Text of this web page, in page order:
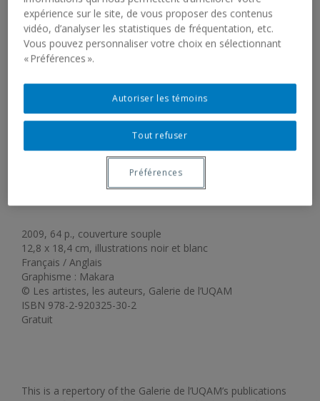
GALERIE DE L’UQAM.
DIRECTORY OF
PUBLICATIONS
2009, 64 p., couverture souple
12,8 x 18,4 cm, illustrations noir et blanc
Français / Anglais
Graphisme : Makara
© Les artistes, les auteurs, Galerie de l’UQAM
ISBN 978-2-920325-30-2
Gratuit
This is a repertory of the Galerie de l’UQAM’s publications
expérience sur le site, de vous proposer des contenus
vidéo, d’analyser les statistiques de fréquentation, etc.
Vous pouvez personnaliser votre choix en sélectionnant
« Préférences ».
Tout refuser
Autoriser les témoins
Préférences